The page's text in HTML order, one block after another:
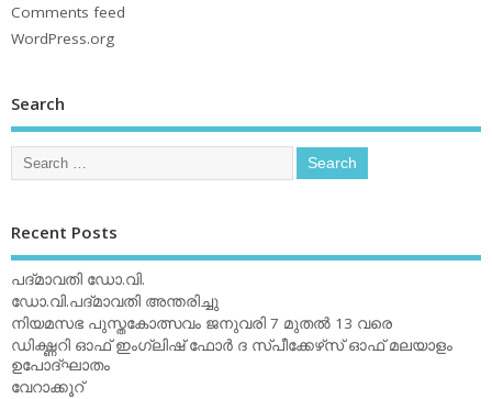
Comments feed
WordPress.org
Search
Recent Posts
പദ്മാവതി ഡോ.വി.
ഡോ.വി.പദ്മാവതി അന്തരിച്ചു
നിയമസഭ പുസ്തകോത്സവം ജനുവരി 7 മുതല്‍ 13 വരെ
ഡിക്ഷ്ണറി ഓഫ് ഇംഗ്ലിഷ് ഫോര്‍ ദ സ്പീക്കേഴ്‌സ് ഓഫ് മലയാളം
ഉപോദ്ഘാതം
വേറാക്കൂറ്